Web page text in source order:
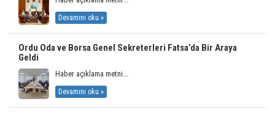
Devamını oku »
Ordu Oda ve Borsa Genel Sekreterleri Fatsa’da Bir Araya
Geldi
Haber açıklama metni...
Devamını oku »